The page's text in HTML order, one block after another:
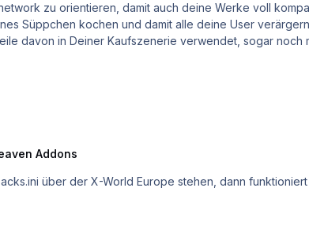
zu orientieren, damit auch deine Werke voll
Süppchen kochen und damit alle deine User
davon in Deiner Kaufszenerie verwendet, sogar noch
begeistert und sollen
Addons
über der X-World Europe stehen, dann